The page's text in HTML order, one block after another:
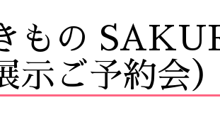
もの
示ご予約会